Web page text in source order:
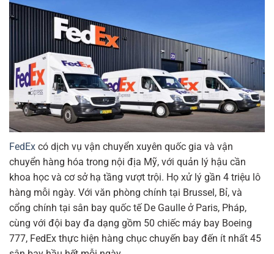
FedEx có dịch vụ vận chuyển xuyên quốc gia và vận
chuyển hàng hóa trong nội địa Mỹ, với quản lý hậu cần
khoa học và cơ sở hạ tầng vượt trội. Họ xử lý gần 4 triệu lô
hàng mỗi ngày. Với văn phòng chính tại Brussel, Bỉ, và
cổng chính tại sân bay quốc tế De Gaulle ở Paris, Pháp,
cùng với đội bay đa dạng gồm 50 chiếc máy bay Boeing
777, FedEx thực hiện hàng chục chuyến bay đến ít nhất 45